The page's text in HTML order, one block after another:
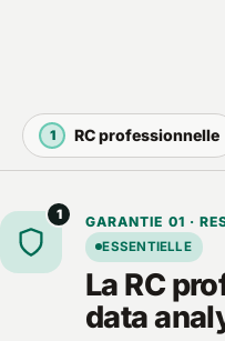
1 GARANTIE 01 ·
ESSENTIELLE
La RC
data
1 RC professionnelle